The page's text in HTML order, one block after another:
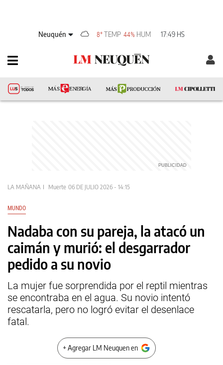
Neuquén 8° TEMP 44% HUM 17:49 HS
LA MAÑANA Muerte 06 DE JULIO 2026 - 14:15
MUNDO
Nadaba con su pareja, la atacó un
caimán y murió: el desgarrador
pedido a su novio
La mujer fue sorprendida por el reptil mientras
se encontraba en el agua. Su novio intentó
rescatarla, pero no logró evitar el desenlace
fatal.
+ Agregar LM Neuquen en